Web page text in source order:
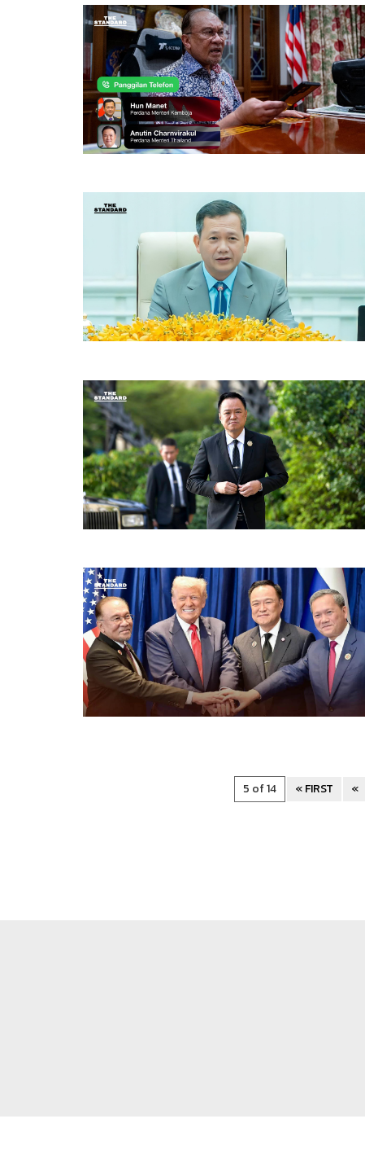
5 of 14 « FIRST «